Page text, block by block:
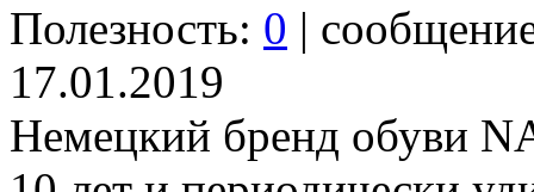
Полезность: 0 |
17.01.2019
Немецкий бренд обуви